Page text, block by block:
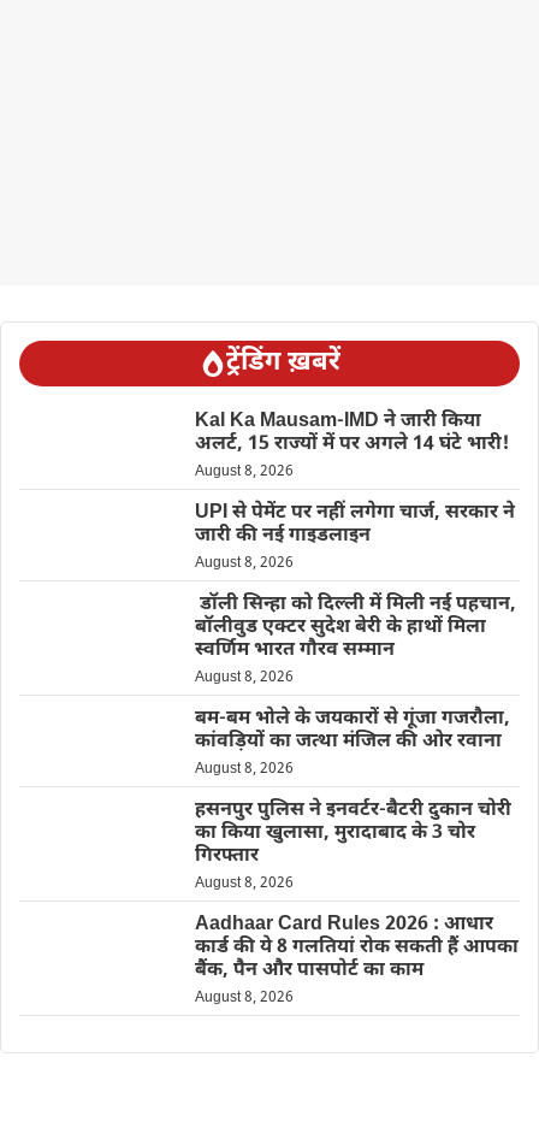
ट्रेंडिंग ख़बरें
Kal Ka Mausam-IMD ने जारी किया
अलर्ट, 15 राज्यों में पर अगले 14 घंटे भारी!
August 8, 2026
UPI से पेमेंट पर नहीं लगेगा चार्ज, सरकार ने
जारी की नई गाइडलाइन
August 8, 2026
डॉली सिन्हा को दिल्ली में मिली नई पहचान,
बॉलीवुड एक्टर सुदेश बेरी के हाथों मिला
स्वर्णिम भारत गौरव सम्मान
August 8, 2026
बम-बम भोले के जयकारों से गूंजा गजरौला,
कांवड़ियों का जत्था मंजिल की ओर रवाना
August 8, 2026
हसनपुर पुलिस ने इनवर्टर-बैटरी दुकान चोरी
का किया खुलासा, मुरादाबाद के 3 चोर
गिरफ्तार
August 8, 2026
Aadhaar Card Rules 2026 : आधार
कार्ड की ये 8 गलतियां रोक सकती हैं आपका
बैंक, पैन और पासपोर्ट का काम
August 8, 2026